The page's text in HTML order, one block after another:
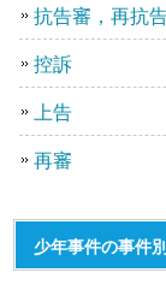
抗告審，再抗
控訴
上告
再審
少年事件の事件